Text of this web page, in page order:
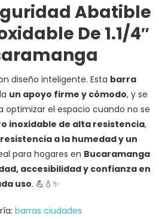
Abatible
De 1.1/4″
diseño inteligente. Esta barra
un apoyo firme y cómodo, y se
optimizar el espacio cuando no se
inoxidable de alta resistencia,
a la humedad y un
para hogares en Bucaramanga
accesibilidad y confianza en
uso. 💪💧✨
barras ciudades